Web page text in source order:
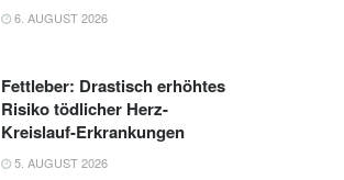
6. AUGUST 2026
Fettleber: Drastisch erhöhtes
Risiko tödlicher Herz-
Kreislauf-Erkrankungen
5. AUGUST 2026